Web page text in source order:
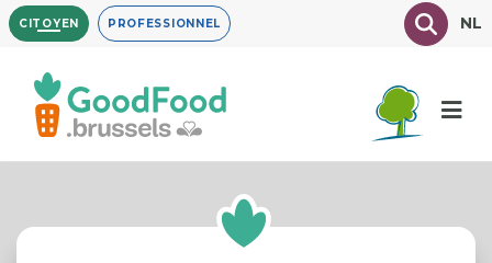
Aller
au
contenu
principal
CITOYEN PROFESSIONNEL TexteNL